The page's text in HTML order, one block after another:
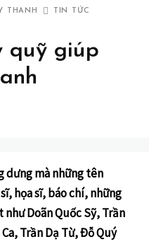
THANH TIN TỨC
quỹ giúp
dưng mà những tên
họa sĩ, báo chí, những
Doãn Quốc Sỹ, Trần
Trần Dạ Từ, Ðỗ Quý